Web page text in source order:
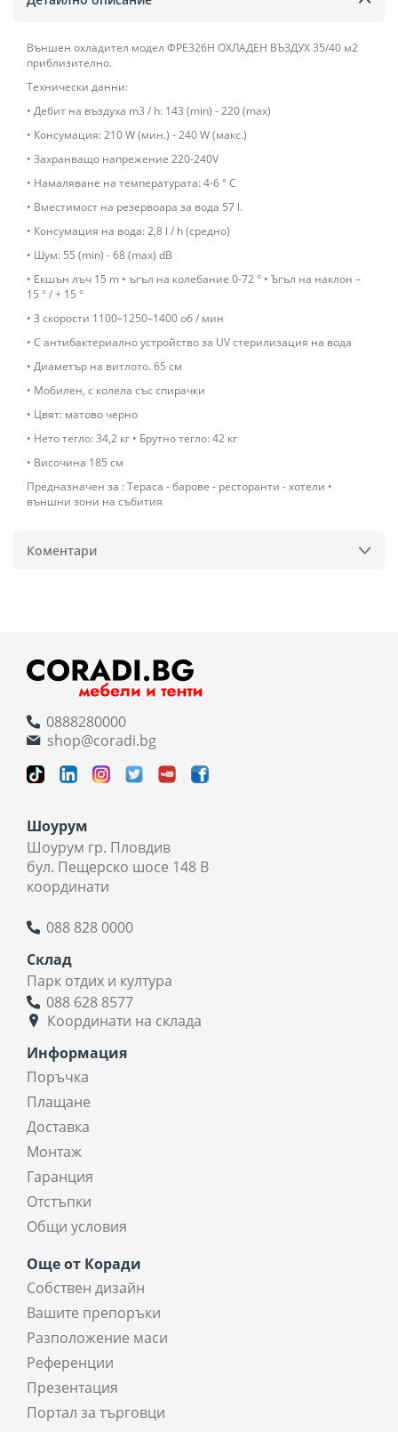
Външен охладител модел ФРЕ326Н ОХЛАДЕН ВЪЗДУХ 35/40 м2
приблизително.
Технически данни:
• Дебит на въздуха m3 / h: 143 (min) - 220 (max)
• Консумация: 210 W (мин.) - 240 W (макс.)
• Захранващо напрежение 220-240V
• Намаляване на температурата: 4-6 ° C
• Вместимост на резервоара за вода 57 l.
• Консумация на вода: 2,8 l / h (средно)
• Шум: 55 (min) - 68 (max) dB
• Екшън лъч 15 m • ъгъл на колебание 0-72 ° • Ъгъл на наклон –
15 ° / + 15 °
• 3 скорости 1100–1250–1400 об / мин
• С антибактериално устройство за UV стерилизация на вода
• Диаметър на витлото. 65 см
• Мобилен, с колела със спирачки
• Цвят: матово черно
• Нето тегло: 34,2 кг • Брутно тегло: 42 кг
• Височина 185 см
Предназначен за : Тераса - барове - ресторанти - хотели •
външни зони на събития
Коментари
0888280000
shop@coradi.bg
Шоурум
Шоурум гр. Пловдив
бул. Пещерско шосе 148 В
координати
088 828 0000
Склад
Парк отдих и култура
088 628 8577
Координати на склада
Информация
Поръчка
Плащане
Доставка
Монтаж
Гаранция
Отстъпки
Общи условия
Още от Коради
Собствен дизайн
Вашите препоръки
Разположение маси
Референции
Презентация
Портал за търговци